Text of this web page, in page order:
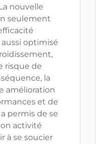
nouvelle
seulement
optimisé
risque de
la
amélioration
et de
permis de se
activité
à se soucier